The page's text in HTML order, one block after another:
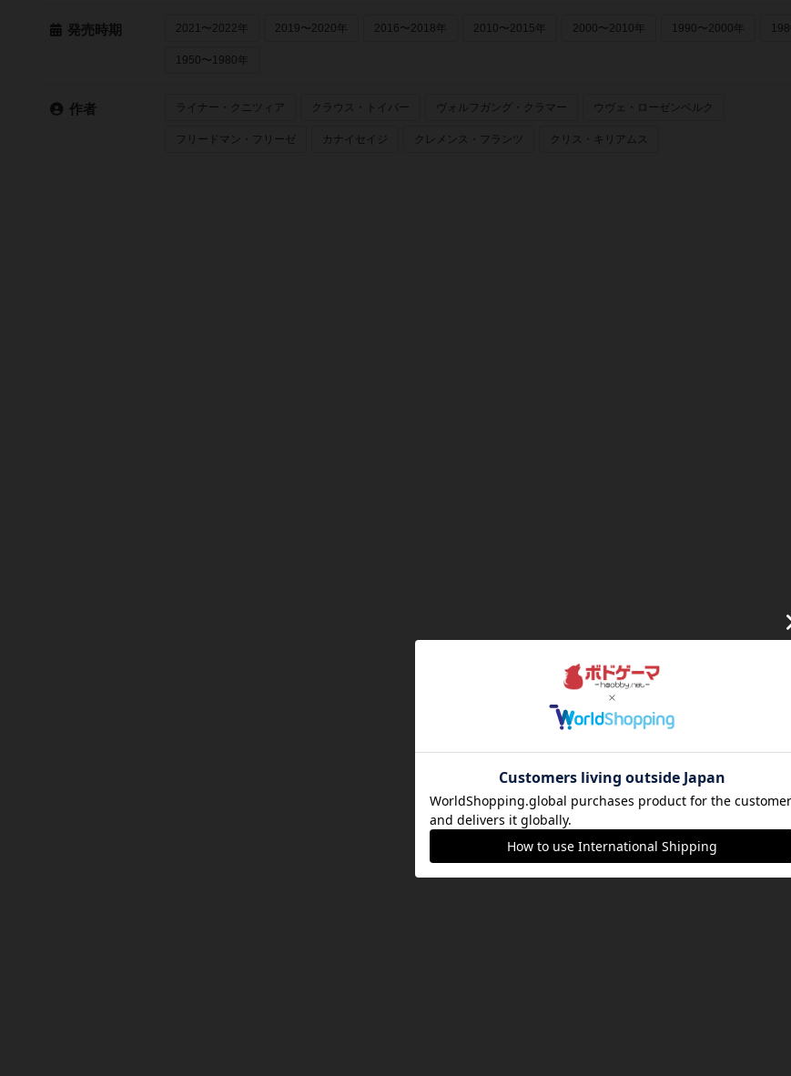
発売時期 2021〜2022年 2019〜2020年 2016〜2018年 2010〜2015年 2000〜2010年 1990〜2000年
1950〜1980年
作者 ライナー・クニツィア クラウス・トイバー ヴォルフガング・クラマー ウヴェ・ローゼンベルク
フリードマン・フリーゼ カナイセイジ クレメンス・フランツ クリス・キリアムス